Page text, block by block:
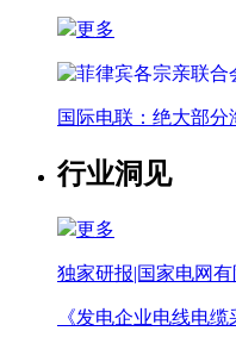
更多
国际电联：绝大部
行业洞见
更多
独家研报|国家电网
《发电企业电线电